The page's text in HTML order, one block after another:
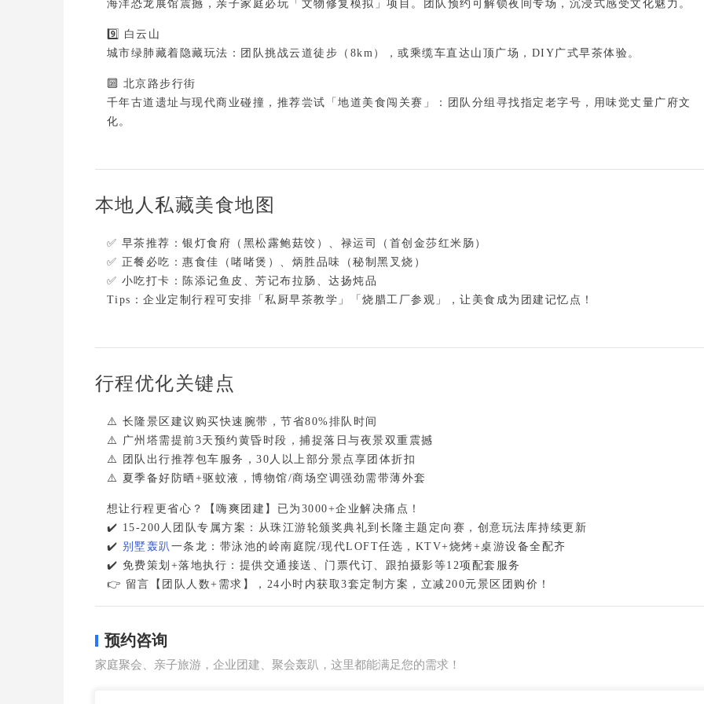
海洋恐龙展馆震撼， 亲子家庭必玩「文物修复模拟」项目 。团队预约可解锁夜间专场，沉浸式感受文化魅力。
9️⃣ 白云山
城市绿肺藏着隐藏玩法： 团队挑战云道徒步（8km） ，或乘缆车直达山顶广场，DIY广式早茶体验。
🔟 北京路步行街
千年古道遗址与现代商业碰撞，推荐尝试「地道美食闯关赛」：团队分组寻找指定老字号，用味觉丈量广府文
化。
本地人私藏美食地图
✅ 早茶推荐 ：银灯食府（黑松露鲍菇饺）、禄运司（首创金莎红米肠）
✅ 正餐必吃 ：惠食佳（啫啫煲）、炳胜品味（秘制黑叉烧）
✅ 小吃打卡
Tips ：企业定制行程可安排「私厨早茶教学」「烧腊工厂参观」，让美食成为团建记忆点！
行程优化关键点
⚠️ 长隆景区建议购买快速腕带，节省80%排队时间
⚠️ 广州塔需提前3天预约黄昏时段，捕捉落日与夜景双重震撼
⚠️ 团队出行推荐包车服务，30人以上部分景点享团体折扣
⚠️ 夏季备好防晒+驱蚊液，博物馆/商场空调强劲需带薄外套
想让行程更省心？【嗨爽团建】已为3000+企业解决痛点！
✔️ 15-200人团队专属方案：从珠江游轮颁奖典礼到长隆主题定向赛，创意玩法库持续更新
✔️ 别墅轰趴 一条龙：带泳池的岭南庭院/现代LOFT任选，KTV+烧烤+桌游设备全配齐
✔️ 免费策划+落地执行
👉 留言【团队人数+需求】，24小时内获取3套定制方案，立减200元景区团购价！
预约咨询
家庭聚会、亲子旅游，企业团建、聚会轰趴，这里都能满足您的需求！